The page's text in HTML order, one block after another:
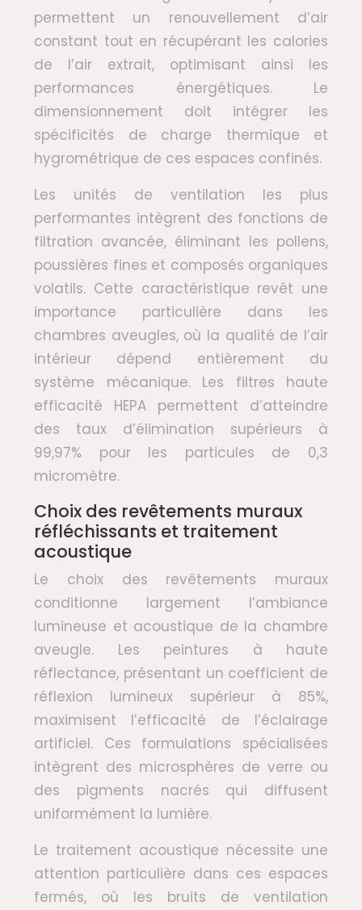
permettent un renouvellement d’air
constant tout en récupérant les calories
de l’air extrait, optimisant ainsi les
performances énergétiques. Le
dimensionnement doit intégrer les
spécificités de charge thermique et
hygrométrique de ces espaces confinés.
Les unités de ventilation les plus
performantes intègrent des fonctions de
filtration avancée, éliminant les pollens,
poussières fines et composés organiques
volatils. Cette caractéristique revêt une
importance particulière dans les
chambres aveugles, où la qualité de l’air
intérieur dépend entièrement du
système mécanique. Les filtres haute
efficacité HEPA permettent d’atteindre
des taux d’élimination supérieurs à
99,97% pour les particules de 0,3
micromètre.
Choix des revêtements muraux
réfléchissants et traitement
acoustique
Le choix des revêtements muraux
conditionne largement l’ambiance
lumineuse et acoustique de la chambre
aveugle. Les peintures à haute
réflectance, présentant un coefficient de
réflexion lumineux supérieur à 85%,
maximisent l’efficacité de l’éclairage
artificiel. Ces formulations spécialisées
intègrent des microsphères de verre ou
des pigments nacrés qui diffusent
uniformément la lumière.
Le traitement acoustique nécessite une
attention particulière dans ces espaces
fermés, où les bruits de ventilation